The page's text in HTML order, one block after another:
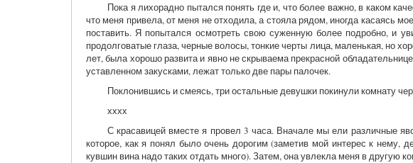
Пока я лихорадно пытался понять где и, что более важно, в каком
что меня привела, от меня не отходила, а стояла рядом, иногда касаясь
поставить. Я попытался осмотреть свою суженную более подробно, и
продолговатые глаза, черные волосы, тонкие черты лица, маленькая, но
лет, была хорошо развита и явно не скрываема прекрасной
уставленном закусками, лежат только две пары палочек.
Поклонившись и смеясь, три остальные девушки покинули комнату
хххх
С красавицей вместе я провел 3 часа. Вначале мы ели различные
которое, как я понял было очень дорогим (заметив мой интерес к нему,
кувшин вина надо таких отдать много). Затем, она увлекла меня в другую